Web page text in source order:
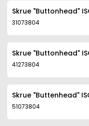
Skrue "Buttonhead"
31073804
Skrue "Buttonhead"
41273804
Skrue "Buttenhead"
51073804